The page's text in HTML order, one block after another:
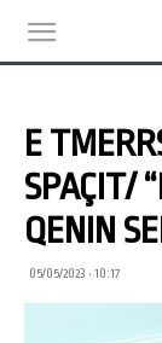
E
SPAÇIT/
QENIN
05/05/2023 • 10:17